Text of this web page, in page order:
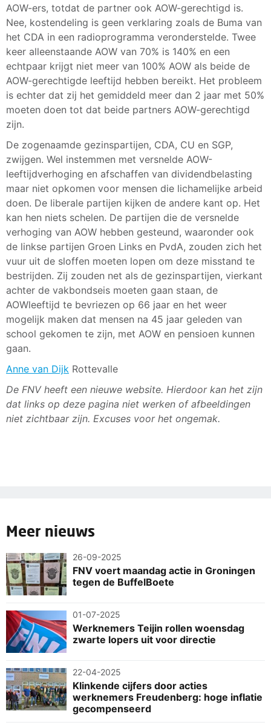
AOW-ers, totdat de partner ook AOW-gerechtigd is.
Nee, kostendeling is geen verklaring zoals de Buma van
het CDA in een radioprogramma veronderstelde. Twee
keer alleenstaande AOW van 70% is 140% en een
echtpaar krijgt niet meer van 100% AOW als beide de
AOW-gerechtigde leeftijd hebben bereikt. Het probleem
is echter dat zij het gemiddeld meer dan 2 jaar met 50%
moeten doen tot dat beide partners AOW-gerechtigd
zijn.
De zogenaamde gezinspartijen, CDA, CU en SGP,
zwijgen. Wel instemmen met versnelde AOW-
leeftijdverhoging en afschaffen van dividendbelasting
maar niet opkomen voor mensen die lichamelijke arbeid
doen. De liberale partijen kijken de andere kant op. Het
kan hen niets schelen. De partijen die de versnelde
verhoging van AOW hebben gesteund, waaronder ook
de linkse partijen Groen Links en PvdA, zouden zich het
vuur uit de sloffen moeten lopen om deze misstand te
bestrijden. Zij zouden net als de gezinspartijen, vierkant
achter de vakbondseis moeten gaan staan, de
AOWleeftijd te bevriezen op 66 jaar en het weer
mogelijk maken dat mensen na 45 jaar geleden van
school gekomen te zijn, met AOW en pensioen kunnen
gaan.
Anne van Dijk Rottevalle
De FNV heeft een nieuwe website. Hierdoor kan het zijn
dat links op deze pagina niet werken of afbeeldingen
niet zichtbaar zijn. Excuses voor het ongemak.
Meer nieuws
26-09-2025
FNV voert maandag actie in Groningen
tegen de BuffelBoete
01-07-2025
Werknemers Teijin rollen woensdag
zwarte lopers uit voor directie
22-04-2025
Klinkende cijfers door acties
werknemers Freudenberg: hoge inflatie
gecompenseerd